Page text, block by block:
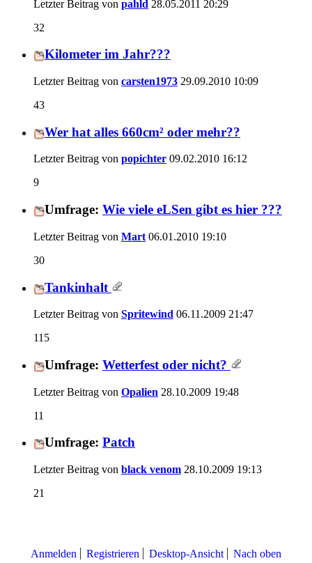
Letzter Beitrag von pahld 28.05.2011 20:29
32
Kilometer im Jahr???
Letzter Beitrag von carsten1973 29.09.2010 10:09
43
Wer hat alles 660cm² oder mehr??
Letzter Beitrag von popichter 09.02.2010 16:12
9
Umfrage: Wie viele eLSen gibt es hier ???
Letzter Beitrag von Mart 06.01.2010 19:10
30
Tankinhalt
Letzter Beitrag von Spritewind 06.11.2009 21:47
115
Umfrage: Wetterfest oder nicht?
Letzter Beitrag von Opalien 28.10.2009 19:48
11
Umfrage: Patch
Letzter Beitrag von black venom 28.10.2009 19:13
21
Anmelden Registrieren Desktop-Ansicht Nach oben